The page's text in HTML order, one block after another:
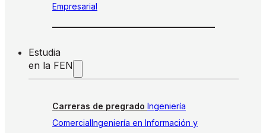
Empresarial
Estudia
en la FEN
Carreras de pregrado Ingeniería
ComercialIngeniería en Información y